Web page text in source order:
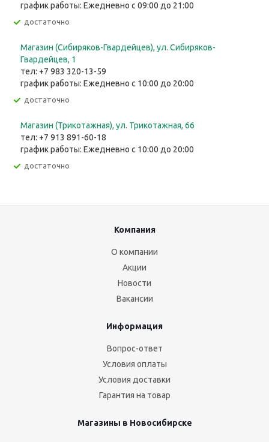
график работы: Ежедневно с 09:00 до 21:00
Достаточно
Магазин (Сибиряков-Гвардейцев), ул. Сибиряков-
Гвардейцев, 1
тел: +7 983 320-13-59
график работы: Ежедневно с 10:00 до 20:00
Достаточно
Магазин (Трикотажная), ул. Трикотажная, 66
тел: +7 913 891-60-18
график работы: Ежедневно с 10:00 до 20:00
Достаточно
Компания
О компании
Акции
Новости
Вакансии
Информация
Вопрос-ответ
Условия оплаты
Условия доставки
Гарантия на товар
Магазины в Новосибирске